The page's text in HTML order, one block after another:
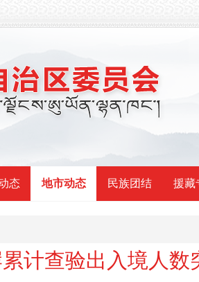
态 地市动态 民族团结 援藏
计查验出入境人数